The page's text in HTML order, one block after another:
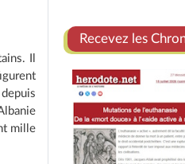
Il
mille
Recevez les